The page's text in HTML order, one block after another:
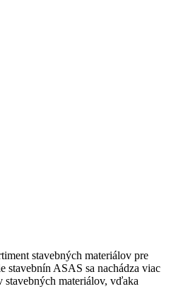
stavebných materiálov pre
stavebnín ASAS sa nachádza viac
materiálov, vďaka